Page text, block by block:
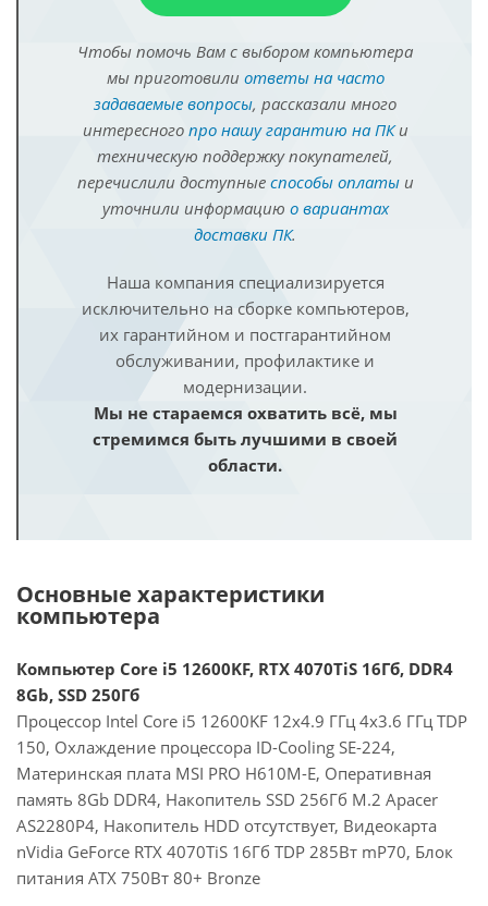
Чтобы помочь Вам с выбором компьютера
мы приготовили ответы на часто
задаваемые вопросы, рассказали много
интересного про нашу гарантию на ПКи
техническую поддержку покупателей,
перечислили доступные способы оплатыи
уточнили информацию о вариантах
доставки ПК.
Наша компания специализируется
исключительно на сборке компьютеров,
их гарантийном и постгарантийном
обслуживании, профилактике и
модернизации.
Мы не стараемся охватить всё, мы
стремимся быть лучшими в своей
области.
Основные характеристики
компьютера
Компьютер Core i5 12600KF, RTX 4070TiS 16Гб, DDR4
8Gb, SSD 250Гб
Процессор Intel Core i5 12600KF 12x4.9 ГГц 4x3.6 ГГц TDP
150, Охлаждение процессора ID-Cooling SE-224,
Материнская плата MSI PRO H610M-E, Оперативная
память 8Gb DDR4, Накопитель SSD 256Гб M.2 Apacer
AS2280P4, Накопитель HDD отсутствует, Видеокарта
nVidia GeForce RTX 4070TiS 16Гб TDP 285Вт mP70, Блок
питания ATX 750Вт 80+ Bronze